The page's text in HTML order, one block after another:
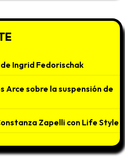
Ingrid Fedorischak
Arce sobre la suspensión de
Zapelli con Life Style